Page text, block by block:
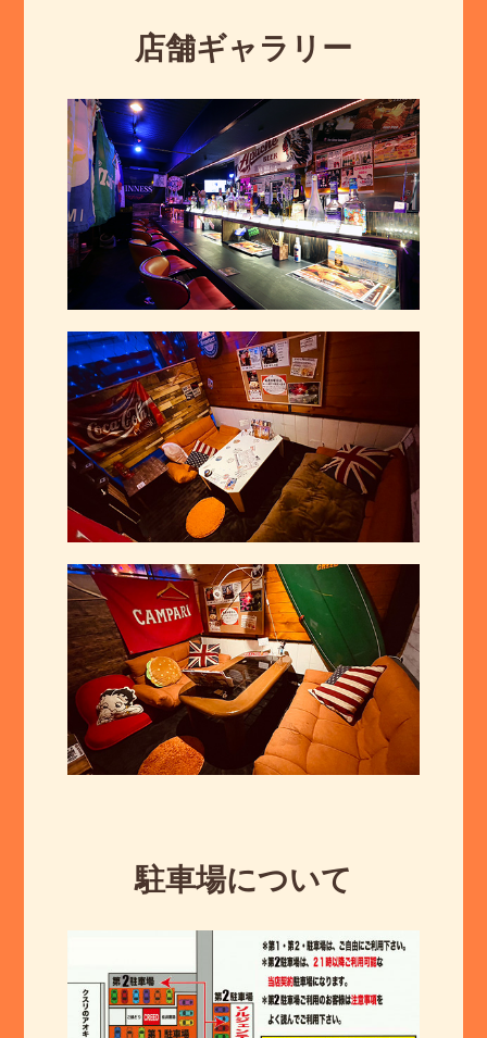
店舗ギャラリー
駐車場について